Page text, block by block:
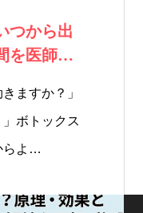
つから出
を医師が
ますか？」
」ボトックス
らよ…